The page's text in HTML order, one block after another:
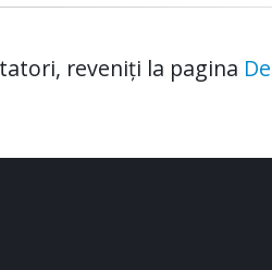
reveniți la pagina